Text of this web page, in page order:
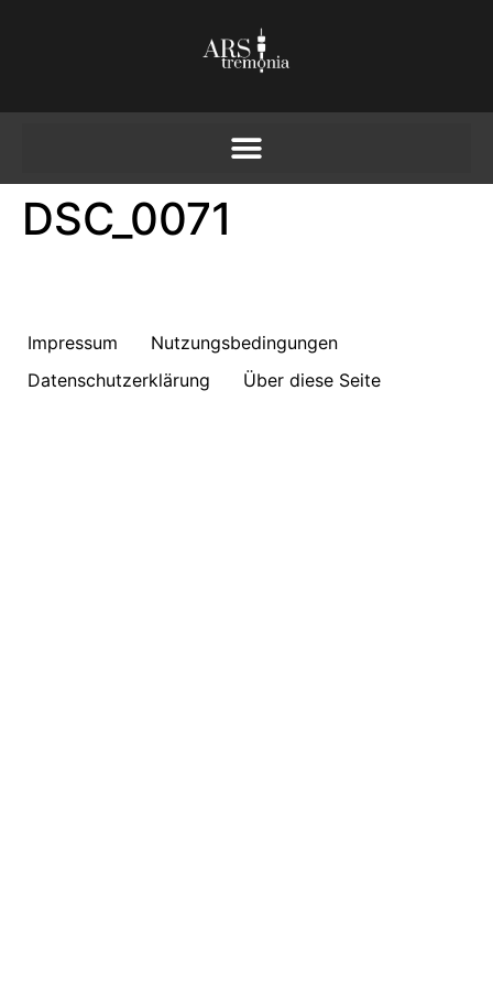
DSC_0071
Impressum
Nutzungsbedingungen
Datenschutzerklärung
Über diese Seite